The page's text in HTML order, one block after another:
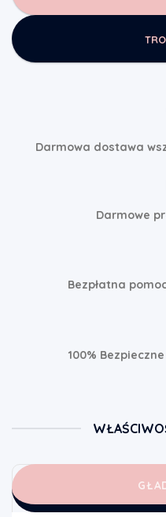
Darmowa dostawa
Darmowe
Bezpłatna
100%